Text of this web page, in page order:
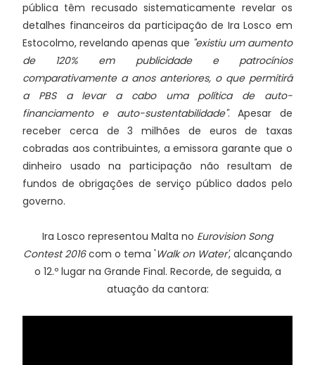
pública têm recusado sistematicamente revelar os
detalhes financeiros da participação de Ira Losco em
Estocolmo, revelando apenas que "existiu um aumento
de 120% em publicidade e patrocínios
comparativamente a anos anteriores, o que permitirá
a PBS a levar a cabo uma política de auto-
financiamento e auto-sustentabilidade". Apesar de
receber cerca de 3 milhões de euros de taxas
cobradas aos contribuintes, a emissora garante que o
dinheiro usado na participação não resultam de
fundos de obrigações de serviço público dados pelo
governo.
Ira Losco representou Malta no Eurovision Song
Contest 2016com o tema 'Walk on Water', alcançando
o 12.º lugar na Grande Final. Recorde, de seguida, a
atuação da cantora: